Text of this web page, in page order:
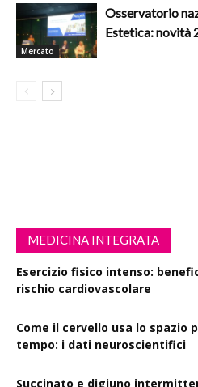
Mercato
Osservatorio
Estetica: novità
MEDICINA INTEGRATA
Esercizio fisico intenso:
rischio cardiovascolare
Come il cervello usa lo spazio
tempo: i dati neuroscientifici
Succinato e digiuno